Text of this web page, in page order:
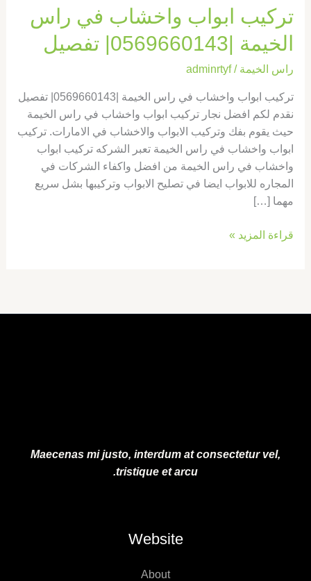
تركيب ابواب واخشاب في راس
الخيمة |0569660143| تفصيل
راس الخيمة /
adminrtyf
تركيب ابواب واخشاب في راس الخيمة |0569660143| تفصيل
نقدم لكم افضل نجار تركيب ابواب واخشاب في راس الخيمة
حيث يقوم بفك وتركيب الابواب والاخشاب في الامارات. تركيب
ابواب واخشاب في راس الخيمة تعبر الشركه تركيب ابواب
واخشاب في راس الخيمة من افضل واكفاء الشركات في
المجاره للابواب ايضا في تصليح الابواب وتركيبها بشل سريع
مهما […]
قراءة المزيد »
Maecenas mi justo, interdum at consectetur vel,
tristique et arcu.
Website
About